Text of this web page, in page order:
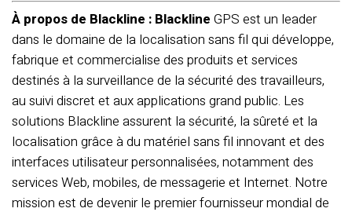
À propos de Blackline : Blackline GPS est un leader
dans le domaine de la localisation sans fil qui développe,
fabrique et commercialise des produits et services
destinés à la surveillance de la sécurité des travailleurs,
au suivi discret et aux applications grand public. Les
solutions Blackline assurent la sécurité, la sûreté et la
localisation grâce à du matériel sans fil innovant et des
interfaces utilisateur personnalisées, notamment des
services Web, mobiles, de messagerie et Internet. Notre
mission est de devenir le premier fournisseur mondial de